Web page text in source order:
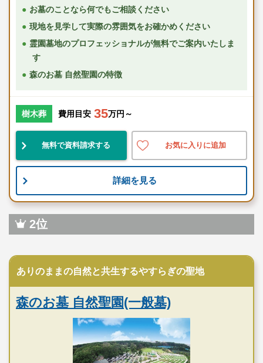
お墓のことなら何でもご相談ください
現地を見学して実際の雰囲気をお確かめください
霊園墓地のプロフェッショナルが無料でご案内いたしま
す
森のお墓 自然聖園の特徴
樹木葬 費用目安 35万円～
無料で資料請求する お気に入りに追加
詳細を見る
2位
ありのままの自然と共生するやすらぎの聖地
森のお墓 自然聖園(一般墓)